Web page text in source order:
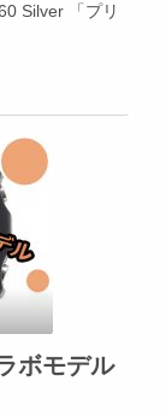
Silver 「プリ
ボモデル